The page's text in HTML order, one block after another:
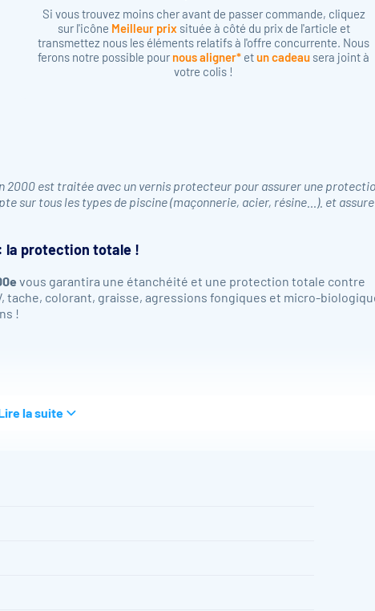
Si vous trouvez moins cher avant de passer commande, cliquez
sur l'icône Meilleur prixsituée à côté du prix de l'article et
transmettez nous les éléments relatifs à l'offre concurrente. Nous
ferons notre possible pour nous aligner* etun cadeau sera joint à
votre colis !
2000 est traitée avec un vernis protecteur pour assurer une
sur tous les types de piscine (maçonnerie, acier, résine…). et
la protection totale !
e vous garantira une étanchéité et une protection totale contre
tache, colorant, graisse, agressions fongiques et micro-
!
la suite